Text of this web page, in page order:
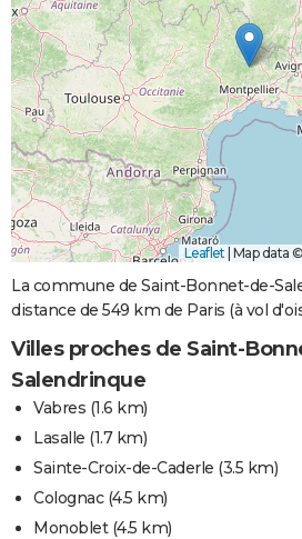
Leaflet Map data ©
La commune de Saint-Bonnet-de-
distance de 549 km de Paris (à vol
Villes proches de Saint-
Salendrinque
Vabres (1.6 km)
Lasalle (1.7 km)
Sainte-Croix-de-Caderle (3.5 km)
Colognac(4.5 km)
Monoblet(4.5 km)